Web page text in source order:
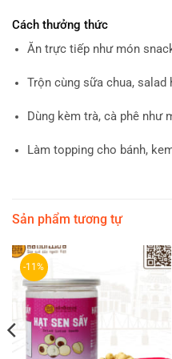
Cách thưởng thức
Ăn trực tiếp như món
Trộn cùng sữa chua,
Dùng kèm trà, cà phê như
Làm topping cho bánh,
Sản phẩm tương tự
-11%